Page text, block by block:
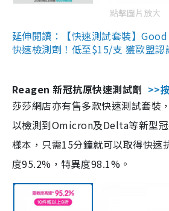
點擊圖片放大
延伸閱讀：【快速測試套裝】
快速檢測劑！低至$15/支 獲歐盟認
Reagen 新冠抗原快速測試劑 >>
莎莎網店亦有售多款快速測試套裝
以檢測到Omicron及Delta等新型
樣本，只需15分鐘就可以取得快速
度95.2%，特異度98.1%。